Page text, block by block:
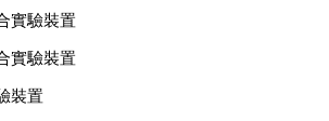
實驗裝置
實驗裝置
裝置